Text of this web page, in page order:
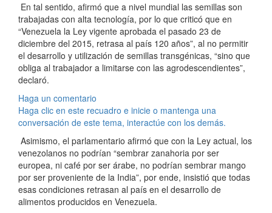
En tal sentido, afirmó que a nivel mundial las semillas son
trabajadas con alta tecnología, por lo que criticó que en
“Venezuela la Ley vigente aprobada el pasado 23 de
diciembre del 2015, retrasa al país 120 años”, al no permitir
el desarrollo y utilización de semillas transgénicas, “sino que
obliga al trabajador a limitarse con las agrodescendientes”,
declaró.
Haga un comentario
Haga clic en este recuadro e inicie o mantenga una
conversación de este tema, interactúe con los demás.
Asimismo, el parlamentario afirmó que con la Ley actual, los
venezolanos no podrían “sembrar zanahoria por ser
europea, ni café por ser árabe, no podrían sembrar mango
por ser proveniente de la India”, por ende, insistió que todas
esas condiciones retrasan al país en el desarrollo de
alimentos producidos en Venezuela.